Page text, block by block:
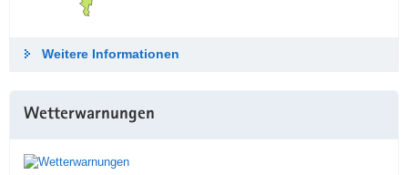
Weitere Informationen
Wetterwarnungen